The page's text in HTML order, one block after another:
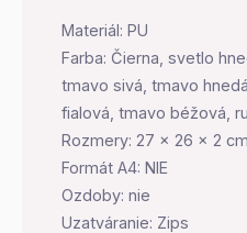
Materiál: PU
Farba: Čierna, svetlo
tmavo sivá, tmavo
fialová, tmavo béžová,
Rozmery: 27 x 26 x 2
Formát A4: NIE
Ozdoby: nie
Uzatváranie: Zips